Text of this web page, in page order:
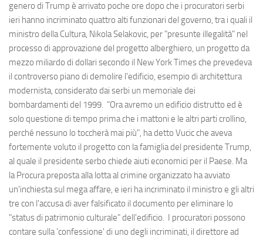
genero di Trump è arrivato poche ore dopo che i procuratori serbi
ieri hanno incriminato quattro alti funzionari del governo, tra i quali il
ministro della Cultura, Nikola Selakovic, per "presunte illegalità" nel
processo di approvazione del progetto alberghiero, un progetto da
mezzo miliardo di dollari secondo il New York Times che prevedeva
il controverso piano di demolire l'edificio, esempio di architettura
modernista, considerato dai serbi un memoriale dei
bombardamenti del 1999. "Ora avremo un edificio distrutto ed è
solo questione di tempo prima che i mattoni e le altri parti crollino,
perché nessuno lo toccherà mai più", ha detto Vucic che aveva
fortemente voluto il progetto con la famiglia del presidente Trump,
al quale il presidente serbo chiede aiuti economici per il Paese. Ma
la Procura preposta alla lotta al crimine organizzato ha avviato
un'inchiesta sul mega affare, e ieri ha incriminato il ministro e gli altri
tre con l'accusa di aver falsificato il documento per eliminare lo
"status di patrimonio culturale" dell'edificio. I procuratori possono
contare sulla 'confessione' di uno degli incriminati, il direttore ad